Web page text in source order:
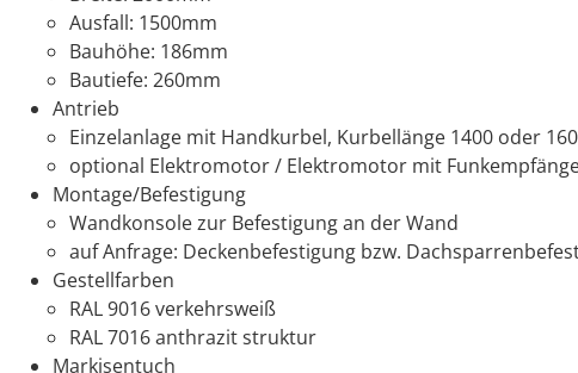
Ausfall: 1500mm
Bauhöhe: 186mm
Bautiefe: 260mm
Antrieb
Einzelanlage mit Handkurbel, Kurbellänge 1400 oder
optional Elektromotor / Elektromotor mit
Montage/Befestigung
Wandkonsole zur Befestigung an der Wand
auf Anfrage: Deckenbefestigung bzw.
Gestellfarben
RAL 9016 verkehrsweiß
RAL 7016 anthrazit struktur
Markisentuch